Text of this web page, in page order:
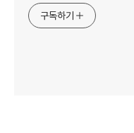
구독하기